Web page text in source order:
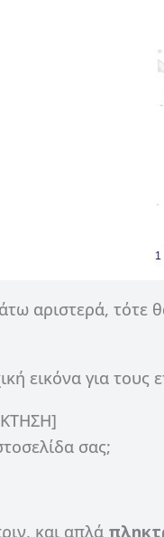
αριστερά, τότε
εικόνα για τους
σας;
και απλά